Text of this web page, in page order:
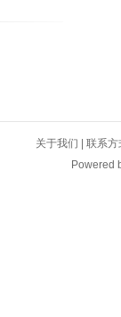
关于我们
联系方
Powered